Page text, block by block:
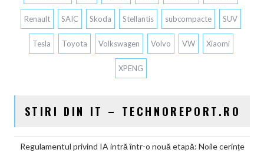
Renault SAIC Skoda Stellantis subcompacte SUV
Tesla Toyota Volkswagen Volvo VW Xiaomi
XPENG
STIRI DIN IT – TECHNOREPORT.RO
Regulamentul privind IA intră într-o nouă etapă: Noile cerințe